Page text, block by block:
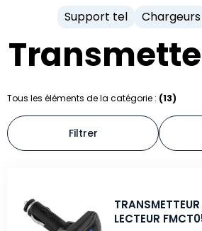
Support tel
Chargeurs
Tous les éléments de la catégorie : (13)
Filtrer
LECTEUR